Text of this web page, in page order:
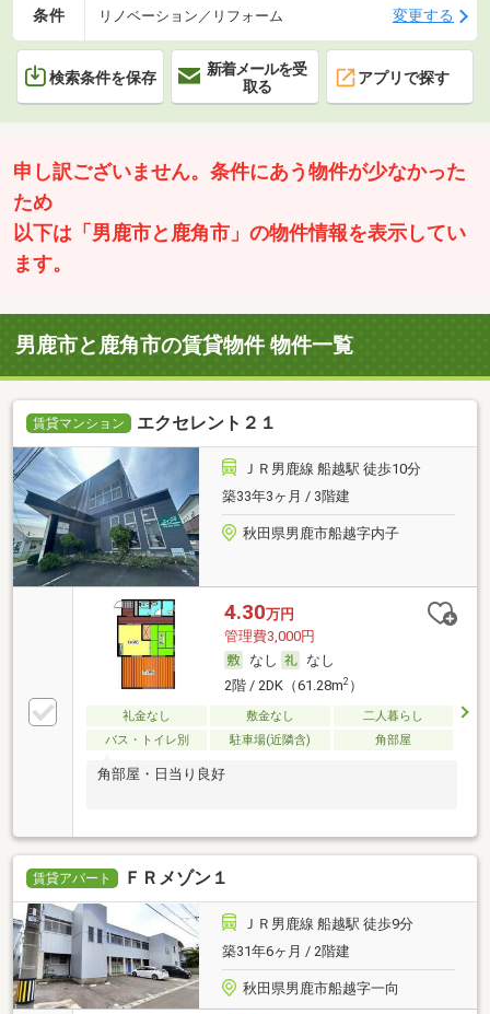
条件 リノベーション／リフォーム 変更する
検索条件を保存
新着メールを受
取る
アプリで探す
申し訳ございません。条件にあう物件が少なかった
ため
以下は「男鹿市と鹿角市」の物件情報を表示してい
ます。
男鹿市と鹿角市の賃貸物件 物件一覧
賃貸マンション エクセレント２１
ＪＲ男鹿線 船越駅 徒歩10分
築33年3ヶ月 / 3階建
秋田県男鹿市船越字内子
4.30万円
管理費3,000円
なし
なし
2階 / 2DK（61.28m2）
礼金なし 敷金なし
二人暮らし
バス・トイレ別
駐車場(近隣含) 角部屋
角部屋・日当り良好
賃貸アパート ＦＲメゾン１
ＪＲ男鹿線 船越駅 徒歩9分
築31年6ヶ月 / 2階建
秋田県男鹿市船越字一向